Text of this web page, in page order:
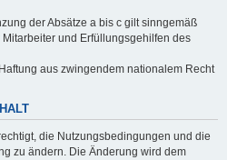
der Absätze a bis c gilt sinngemäß
und Erfüllungsgehilfen des
aus zwingendem nationalem Recht
die Nutzungsbedingungen und die
zu ändern. Die Änderung wird dem